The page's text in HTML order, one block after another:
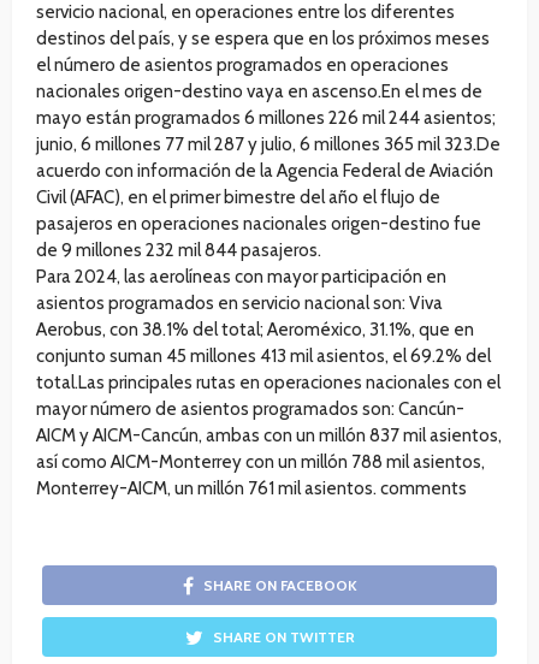
servicio nacional, en operaciones entre los diferentes
destinos del país, y se espera que en los próximos meses
el número de asientos programados en operaciones
nacionales origen-destino vaya en ascenso.En el mes de
mayo están programados 6 millones 226 mil 244 asientos;
junio, 6 millones 77 mil 287 y julio, 6 millones 365 mil 323.De
acuerdo con información de la Agencia Federal de Aviación
Civil (AFAC), en el primer bimestre del año el flujo de
pasajeros en operaciones nacionales origen-destino fue
de 9 millones 232 mil 844 pasajeros.
Para 2024, las aerolíneas con mayor participación en
asientos programados en servicio nacional son: Viva
Aerobus, con 38.1% del total; Aeroméxico, 31.1%, que en
conjunto suman 45 millones 413 mil asientos, el 69.2% del
total.Las principales rutas en operaciones nacionales con el
mayor número de asientos programados son: Cancún-
AICM y AICM-Cancún, ambas con un millón 837 mil asientos,
así como AICM-Monterrey con un millón 788 mil asientos,
Monterrey-AICM, un millón 761 mil asientos. comments
SHARE ON FACEBOOK
SHARE ON TWITTER